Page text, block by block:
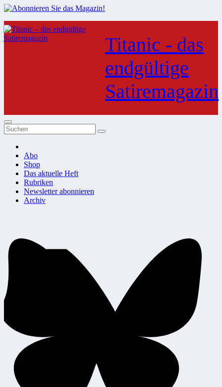
Zum
Inhalt
springen
Titanic - das
endgültige
Satiremagazin
Abo
Shop
Das aktuelle Heft
Rubriken
Newsletter abonnieren
Archiv